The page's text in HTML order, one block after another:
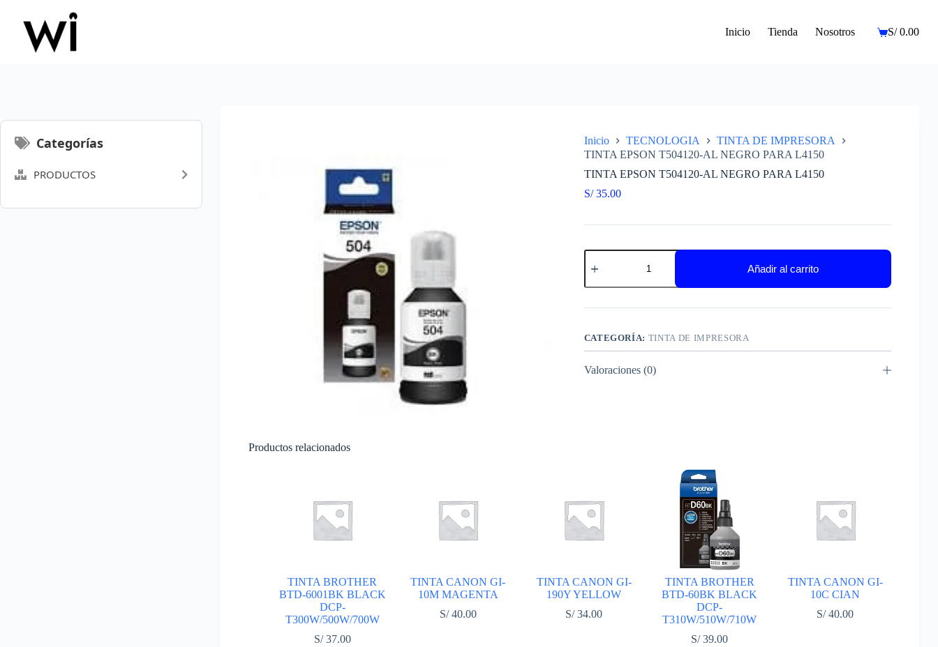
contenido
Inicio Tienda Nosotros
Carro
S/0.00
Inicio TECNOLOGIA
TINTA DE IMPRESORA
TINTA EPSON T504120-AL NEGRO PARA L4150
TINTA EPSON T504120-AL NEGRO PARA L4150
S/35.00
TINTA
EPSON
AL
cantidad
Añadir al carrito
CATEGORÍA: TINTA DE IMPRESORA
Valoraciones (0)
Productos relacionados
TINTA BROTHER
BTD-6001BK BLACK
DCP-
T300W/500W/700W
S/37.00
TINTA CANON GI-
10M MAGENTA
S/40.00
TINTA CANON GI-
190Y YELLOW
S/34.00
TINTA BROTHER
BTD-60BK BLACK
DCP-
T310W/510W/710W
S/39.00
TINTA CANON GI-
10C CIAN
S/40.00
Categorías
PRODUCTOS